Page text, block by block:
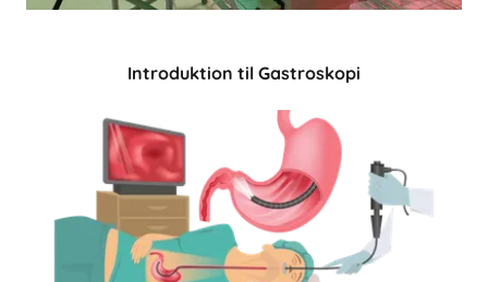
Introduktion til Gastroskopi